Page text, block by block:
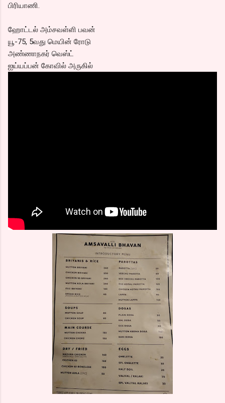
பிரியாணி.
ஹோட்டல் அம்சவள்ளி பவன்
யூ-75, 5வது மெயின் ரோடு
அண்ணாநகர் வெஸ்ட்
ஐய்யப்பன் கோவில் அருகில்